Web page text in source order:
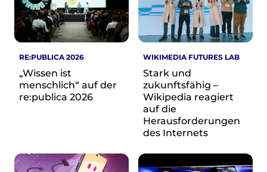
Initiativen für freies Wisses
Bündnis Freie Bildung
Das WikiLibrary Manifest
GLAM – Kultur- und Gedächtnisinstitutionen
Projekt Technische Wünsche
re•shape
RE:PUBLICA 2026
„Wissen ist
menschlich“ auf der
re:publica 2026
WIKIMEDIA FUTURES LAB
Stark und
zukunftsfähig –
Wikipedia reagiert
auf die
Herausforderungen
des Internets